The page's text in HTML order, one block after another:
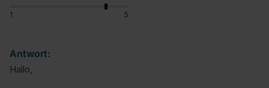
1 5
Antwort:
Hallo,